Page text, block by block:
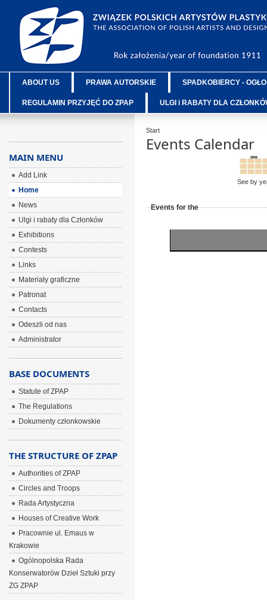
ABOUT US PRAWA AUTORSKIE SPADKOBIERCY -
REGULAMIN PRZYJĘĆ DO ZPAP ULGI i RABATY DLA
Start
Events Calendar
See by
Events for the
MAIN MENU
Add Link
Home
News
Ulgi i rabaty dla Członków
Exhibitions
Contests
Links
Materiały graficzne
Patronat
Contacts
Odeszli od nas
Administrator
BASE DOCUMENTS
Statute of ZPAP
The Regulations
Dokumenty członkowskie
THE STRUCTURE OF ZPAP
Authorities of ZPAP
Circles and Troops
Rada Artystyczna
Houses of Creative Work
Pracownie ul. Emaus w
Krakowie
Ogólnopolska Rada
Konserwatorów Dzieł Sztuki przy
ZG ZPAP